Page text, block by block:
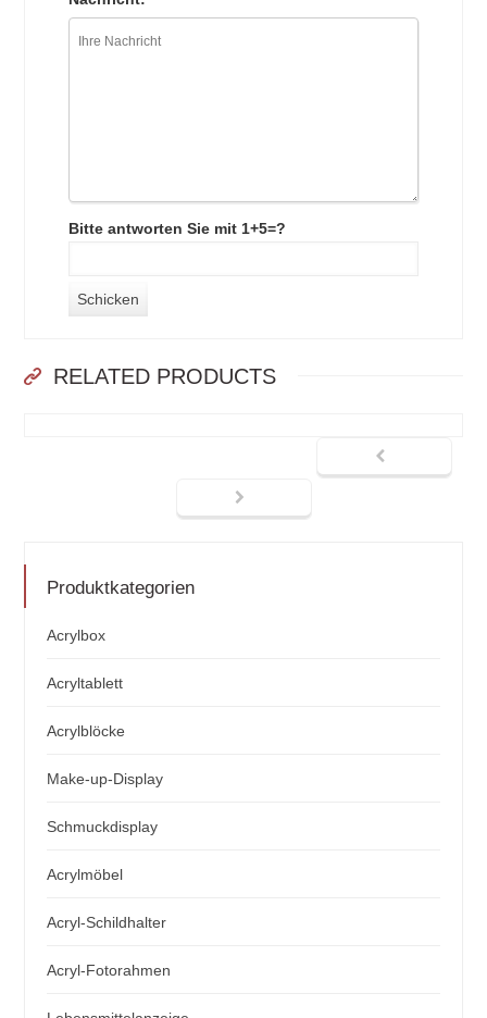
Bitte antworten Sie mit 1+5=?
RELATED PRODUCTS
Produktkategorien
Acrylbox
Acryltablett
Acrylblöcke
Make-up-Display
Schmuckdisplay
Acrylmöbel
Acryl-Schildhalter
Acryl-Fotorahmen